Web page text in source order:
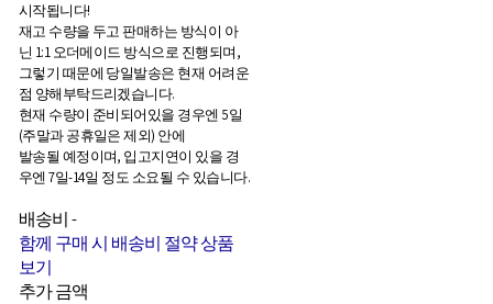
시작됩니다!
재고 수량을 두고 판매하는 방식이 아
닌 1:1 오더메이드 방식으로 진행되며,
그렇기 때문에 당일발송은 현재 어려운
점 양해부탁드리겠습니다.
현재 수량이 준비되어있을 경우엔 5일
(주말과 공휴일은 제외) 안에
발송될 예정이며, 입고지연이 있을 경
우엔 7일-14일 정도 소요될 수 있습니다.
배송비-
함께 구매 시 배송비 절약 상품
보기
추가 금액